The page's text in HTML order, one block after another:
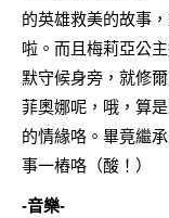
的英雄救美的故事
啦。而且梅莉亞公
默守候身旁，就修
菲奧娜呢，哦，算
的情緣咯。畢竟繼
事一樁咯（酸！）
-音樂-